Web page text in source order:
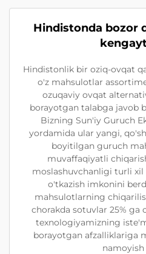
Hindistonda bozor
Hindistonlik bir oziq-ovqat
o'z mahsulotlar
ozuqaviy ovqat
borayotgan talabga javob
Bizning Sun'iy Guruch
yordamida ular yangi,
boyitilgan guruch
muvaffaqiyatli
moslashuvchanligi turli
o'tkazish imkonini
mahsulotlarning
chorakda sotuvlar 25% ga
texnologiyamizning
borayotgan afzalliklariga
namoyish